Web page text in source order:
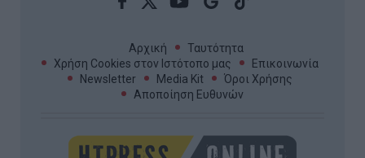
Αρχική
Ταυτότητα
Χρήση Cookies στον Ιστότοπο μας
Επικοινωνία
Newsletter
Media Kit
Όροι Χρήσης
Αποποίηση Ευθυνών